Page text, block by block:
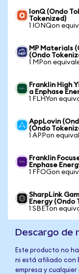
IonQ (Ondo
Tokenized)
1 IONQon
MP Materials
(Ondo
1 MPon
Franklin High
a Enphase
1 FLHYon
AppLovin
(Ondo
1 APPon
Franklin
Enphase
1 FFOGon
SharpLink
Energy (Ondo
1 SBETon
Descargo de
Este producto no
ni está afiliado con
empresa y